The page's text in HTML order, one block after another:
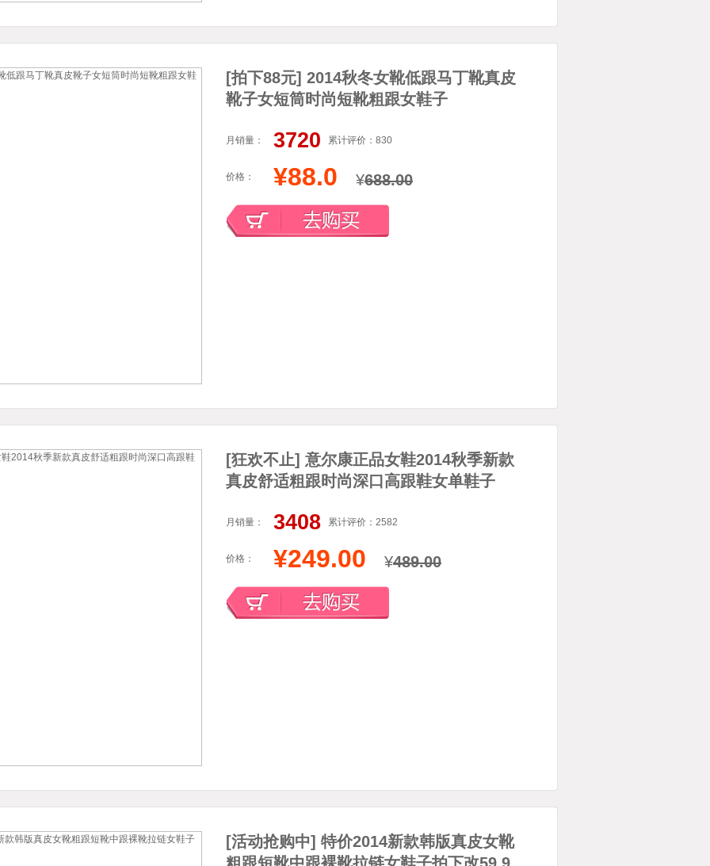
[拍下88元] 2014秋冬女靴低跟马丁靴真皮
靴子女短筒时尚短靴粗跟女鞋子
月销量： 3720 累计评价： 830
价格： ¥88.0 ¥688.00
[狂欢不止] 意尔康正品女鞋2014秋季新款
真皮舒适粗跟时尚深口高跟鞋女单鞋子
月销量： 3408 累计评价： 2582
价格： ¥249.00 ¥489.00
[活动抢购中] 特价2014新款韩版真皮女靴